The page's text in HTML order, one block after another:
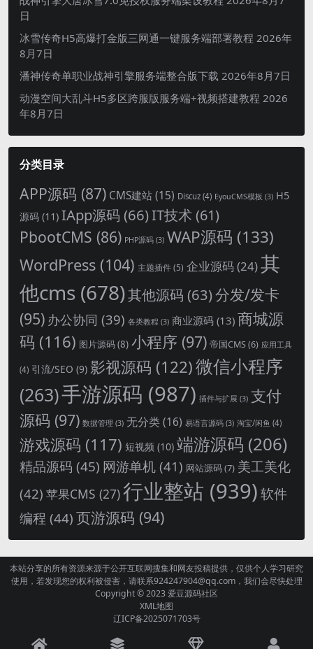
日
冰雪传奇H5高爆打金版三网通一键服务端部署教程 2026年
8月7日
潘神传奇单职业战神引擎服务端整合版下载 2026年8月7日
动漫空间大乱斗H5多区跨服版服务端+视频搭建教程 2026
年8月7日
分类目录
APP源码 (87) CMS建站 (15) Discuz (4) EyouCMS模板 (3) H5
源码 (11) IApp源码 (66)IT技术 (61)
PbootCMS (86) PHP源码 (3) WAP源码 (133)
WordPress (104) 主题插件(5) 企业源码 (24)其
他cms (678)其他源码 (63)分发/发卡
(95) 办公协同 (39) 各类教程 (3) 商业源码 (13) 商城源
码 (116) 图片源码(8) 小程序 (97) 帝国CMS(6) 应用工具
(4) 引流/SEO (9) 影视源码 (122)微信小程序
(263)手游源码 (987) 插件与扩展 (3) 支付
源码 (97) 数据管理 (3) 无分类(16) 易语言源码 (3) 淘宝/闲鱼 (4)
游戏源码 (117) 短视频 (10) 端游源码 (206)
精品源码 (45) 网游单机 (41) 网站源码(7) 美工美化
(42) 苹果CMS (27)行业整站 (939)软件
编程 (44)页游源码 (94)
本站分享的所有资源来源于公开互联网搜集和网友投稿提供，仅供个人学习研究
使用，若发现您的权利被侵害，请联系924247904@qq.com，我们会尽快处理
Copyright © 2023爱豆源码社区
XML地图
辽ICP备2025071703号